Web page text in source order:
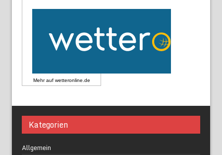
Mehr auf wetteronline.de
Kategorien
Allgemein